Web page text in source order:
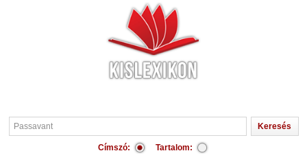
Címszó: Tartalom: